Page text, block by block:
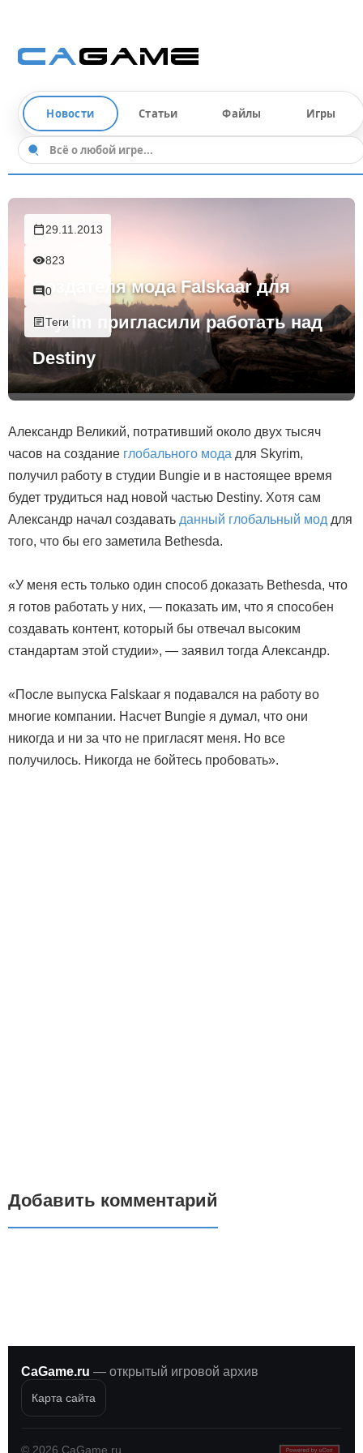
Новости Статьи Файлы Игры
29.11.2013
823
0
Теги
Создателя мода Falskaar для
Skyrim пригласили работать над
Destiny
Александр Великий, потративший около двух тысяч
часов на создание глобального мода для Skyrim,
получил работу в студии Bungie и в настоящее время
будет трудиться над новой частью Destiny. Хотя сам
Александр начал создавать данный глобальный мод для
того, что бы его заметила Bethesda.
«У меня есть только один способ доказать Bethesda, что
я готов работать у них, — показать им, что я способен
создавать контент, который бы отвечал высоким
стандартам этой студии», — заявил тогда Александр.
«После выпуска Falskaar я подавался на работу во
многие компании. Насчет Bungie я думал, что они
никогда и ни за что не пригласят меня. Но все
получилось. Никогда не бойтесь пробовать».
Добавить комментарий
CaGame.ru — открытый игровой архив
Карта сайта
© 2026 CaGame.ru